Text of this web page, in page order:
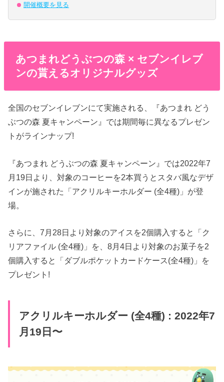
開催概要を見る
あつまれどうぶつの森 × セブンイレブ
ンの貰えるオリジナルグッズ
全国のセブンイレブンにて実施される、『あつまれ どう
ぶつの森 夏キャンペーン』では期間毎に異なるプレゼン
トがラインナップ!
『あつまれ どうぶつの森 夏キャンペーン』では2022年7
月19日より、対象のコーヒーを2本買うとスタバ風なデザ
インが施された「アクリルキーホルダー (全4種)」が登
場。
さらに、7月28日より対象のアイスを2個購入すると「ク
リアファイル (全4種)」を、8月4日より対象のお菓子を2
個購入すると「ダブルポケットカードケース(全4種)」を
プレゼント!
アクリルキーホルダー (全4種) : 2022年7
月19日〜